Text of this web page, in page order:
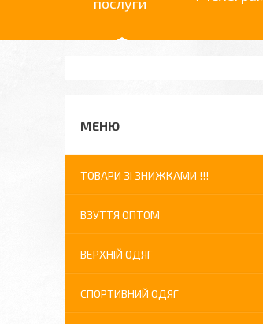
ТОВАРИ ЗІ ЗНИЖКАМИ !!!
ВЗУТТЯ ОПТОМ
ВЕРХНІЙ ОДЯГ
СПОРТИВНИЙ ОДЯГ